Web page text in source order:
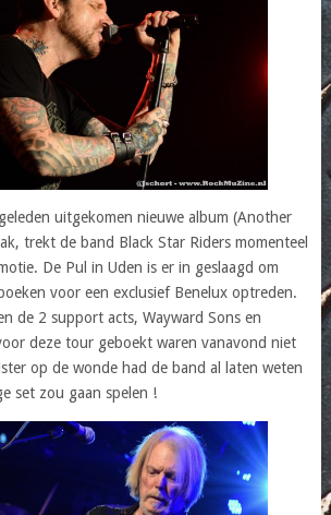
uitgekomen nieuwe album (Another
trekt de band Black Star Riders momenteel
De Pul in Uden is er in geslaagd om
voor een exclusief Benelux optreden.
de 2 support acts, Wayward Sons en
deze tour geboekt waren vanavond niet
op de wonde had de band al laten weten
set zou gaan spelen !